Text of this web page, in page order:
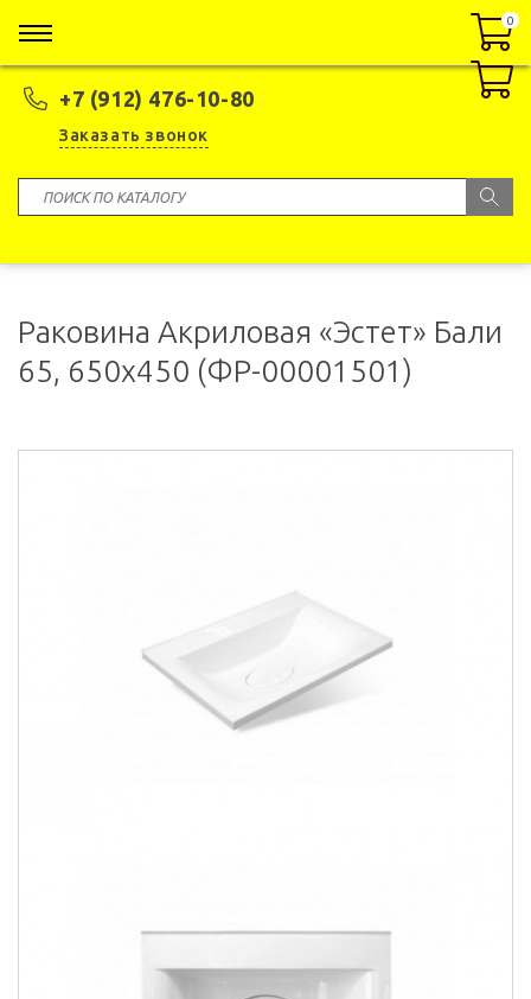
+7 (912) 476-10-80
Заказать звонок
0
0
Раковина Акриловая «Эстет» Бали
65, 650x450 (ФР-00001501)